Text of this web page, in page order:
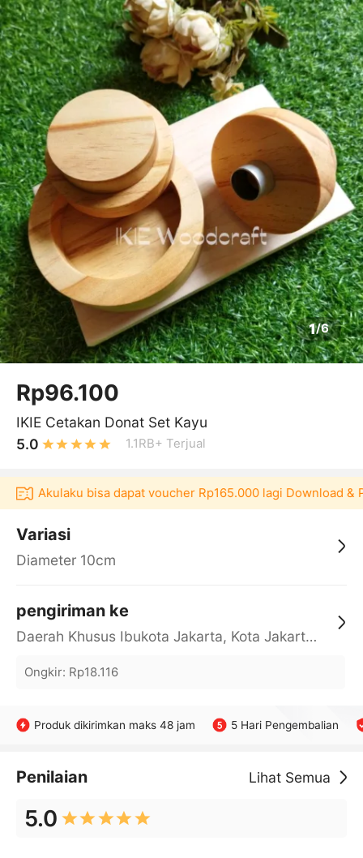
1/6
Rp96.100
IKIE Cetakan Donat Set Kayu
5.0
1.1RB+ Terjual
bisa dapat voucher Rp165.000 lagi Download & Pakai
Variasi
Diameter 10cm
pengiriman ke
Daerah Khusus Ibukota Jakarta, Kota Jakarta Barat, Cengkareng, yy
Ongkir: Rp18.116
Produk dikirimkan maks 48 jam 5 Hari Pengembalian
Penilaian Lihat Semua
5.0